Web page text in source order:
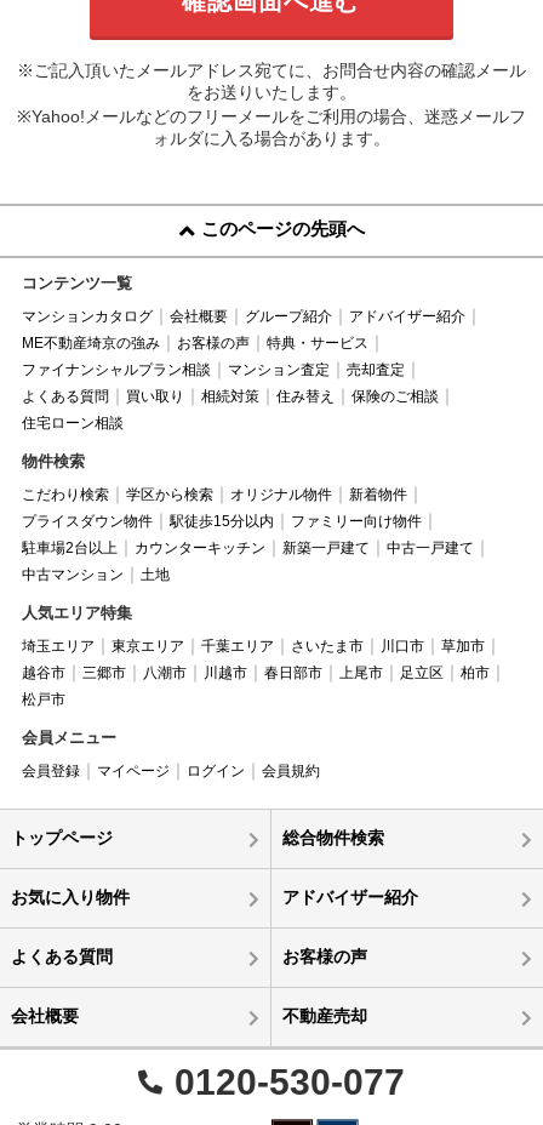
※ご記入頂いたメールアドレス宛てに、お問合せ内容の確認メール
をお送りいたします。
※Yahoo!メールなどのフリーメールをご利用の場合、迷惑メールフ
ォルダに入る場合があります。
このページの先頭へ
コンテンツ一覧
マンションカタログ 会社概要 グループ紹介
アドバイザー紹介
ME不動産埼京の強み
お客様の声
特典・サービス
ファイナンシャルプラン相談
マンション査定
売却査定
よくある質問
買い取り 相続対策 住み替え
保険のご相談
住宅ローン相談
物件検索
こだわり検索 学区から検索 オリジナル物件
新着物件
プライスダウン物件
駅徒歩15分以内
ファミリー向け物件
駐車場2台以上
カウンターキッチン 新築一戸建て
中古一戸建て
中古マンション
土地
人気エリア特集
埼玉エリア 東京エリア 千葉エリア さいたま市 川口市
草加市
越谷市
三郷市 八潮市 川越市 春日部市 上尾市 足立区
柏市
松戸市
会員メニュー
会員登録 マイページ ログイン 会員規約
トップページ 総合物件検索
お気に入り物件 アドバイザー紹介
よくある質問 お客様の声
会社概要 不動産売却
0120-530-077